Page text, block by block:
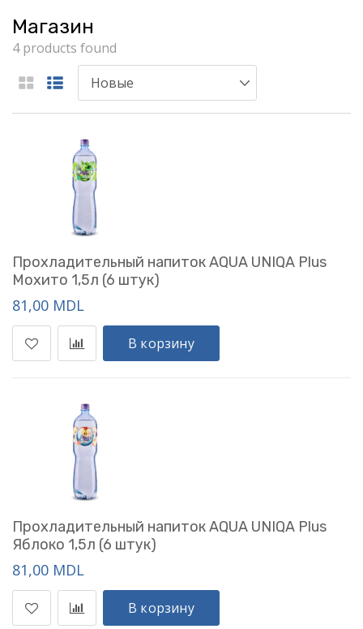
Магазин
4 products found
Прохладительный напиток AQUA UNIQA Plus
Мохито 1,5л (6 штук)
81,00 MDL
В корзину
Прохладительный напиток AQUA UNIQA Plus
Яблоко 1,5л (6 штук)
81,00 MDL
В корзину